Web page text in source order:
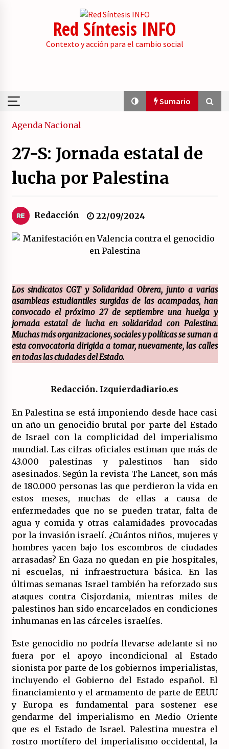
Red Síntesis INFO
Contexto y acción para el cambio social
Sumario
Sumario
El embrión de una duda en la base de Podemos.
23/07/2026
no es de izquierdas.
Sobre el desarrollo real del modelo productivo
La psicología de la desinformación y los
«paquetes retóricos».
21/07/2026
Movilización social contra los presupuestos
derechistas de la Generalitat Valenciana.
El XXII Congreso del PCE y sus dos proyectos
20/07/2026
¿Por qué la formación a la militancia comunista
del PCE no es marxista leninista?
20/07/2026
¿Por qué la «unidad de las izquierdas» es un
callejón sin salida?
Polarizada y movilizada, la ciudadanía no se
queda en casa.
19/07/2026
Estatal por la República.
17/07/2026
La OTAN acelera la militarización industrial
permanente.
16/07/2026
Actos en Valencia y Alicante contra la
represión del activismo por Palestina.
16/07/2026
Agenda Nacional
27-S: Jornada estatal de
lucha por Palestina
Redacción 22/09/2024
Los sindicatos CGT y Solidaridad Obrera, junto a varias
asambleas estudiantiles surgidas de las acampadas, han
convocado el próximo 27 de septiembre una huelga y
jornada estatal de lucha en solidaridad con Palestina.
Muchas más organizaciones, sociales y políticas se suman a
esta convocatoria dirigida a tomar, nuevamente, las calles
en todas las ciudades del Estado.
Redacción. Izquierdadiario.es
En Palestina se está imponiendo desde hace casi
un año un genocidio brutal por parte del Estado
de Israel con la complicidad del imperialismo
mundial. Las cifras oficiales estiman que más de
43.000 palestinas y palestinos han sido
asesinados. Según la revista The Lancet, son más
de 180.000 personas las que perdieron la vida en
estos meses, muchas de ellas a causa de
enfermedades que no se pueden tratar, falta de
agua y comida y otras calamidades provocadas
por la invasión israelí. ¿Cuántos niños, mujeres y
hombres yacen bajo los escombros de ciudades
arrasadas? En Gaza no quedan en pie hospitales,
ni escuelas, ni infraestructura básica. En las
últimas semanas Israel también ha reforzado sus
ataques contra Cisjordania, mientras miles de
palestinos han sido encarcelados en condiciones
inhumanas en las cárceles israelíes.
Este genocidio no podría llevarse adelante si no
fuera por el apoyo incondicional al Estado
sionista por parte de los gobiernos imperialistas,
incluyendo el Gobierno del Estado español. El
financiamiento y el armamento de parte de EEUU
y Europa es fundamental para sostener ese
gendarme del imperialismo en Medio Oriente
que es el Estado de Israel. Palestina muestra el
rostro mortífero del imperialismo occidental, la